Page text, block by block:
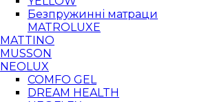
Безпружинні матраци
MATROLUXE
MATTINO
MUSSON
NEOLUX
COMFO GEL
DREAM HEALTH